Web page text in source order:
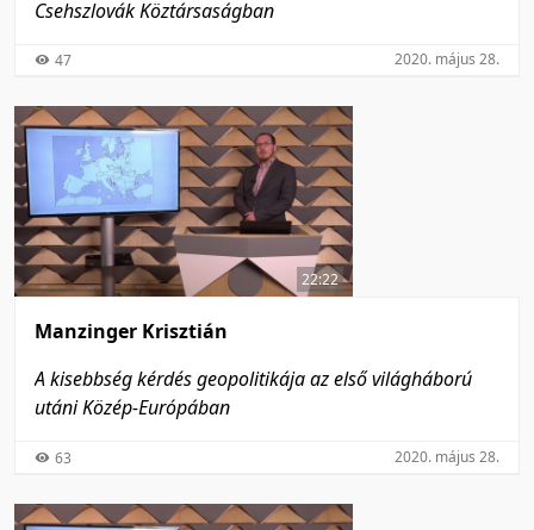
Csehszlovák Köztársaságban
47 2020. május 28.
22:22
Manzinger Krisztián
A kisebbség kérdés geopolitikája az első világháború
utáni Közép-Európában
63 2020. május 28.